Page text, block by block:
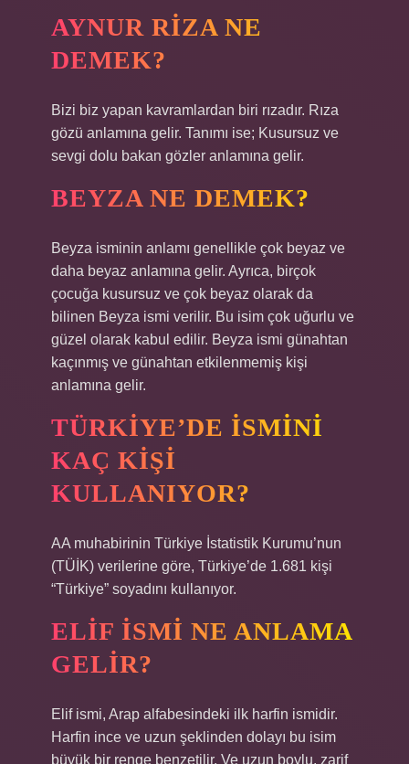
AYNUR RIZA NE
DEMEK?
Bizi biz yapan kavramlardan biri rızadır. Rıza
gözü anlamına gelir. Tanımı ise; Kusursuz ve
sevgi dolu bakan gözler anlamına gelir.
BEYZA NE DEMEK?
Beyza isminin anlamı genellikle çok beyaz ve
daha beyaz anlamına gelir. Ayrıca, birçok
çocuğa kusursuz ve çok beyaz olarak da
bilinen Beyza ismi verilir. Bu isim çok uğurlu ve
güzel olarak kabul edilir. Beyza ismi günahtan
kaçınmış ve günahtan etkilenmemiş kişi
anlamına gelir.
TÜRKIYE’DE ISMINI
KAÇ KIŞI
KULLANIYOR?
AA muhabirinin Türkiye İstatistik Kurumu’nun
(TÜİK) verilerine göre, Türkiye’de 1.681 kişi
“Türkiye” soyadını kullanıyor.
ELIF ISMI NE ANLAMA
GELIR?
Elif ismi, Arap alfabesindeki ilk harfin ismidir.
Harfin ince ve uzun şeklinden dolayı bu isim
büyük bir renge benzetilir. Ve uzun boylu, zarif